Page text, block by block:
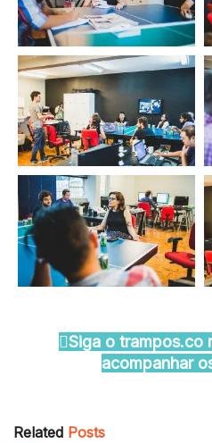
Siga o trampos.co
acompanhar
Related Posts